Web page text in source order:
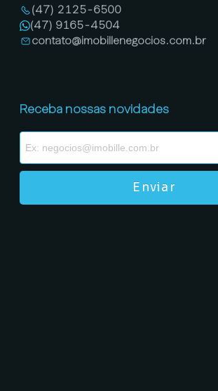
(47) 2125-6500
(47) 9165-4504
contato@imobillenegocios.com.br
Receba nossas novidades
Enviar